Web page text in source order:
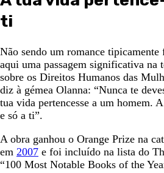
ti
Não sendo um romance
aqui uma passagem significativa na
sobre os Direitos Humanos das
diz à gémea Olanna: “Nunca te
tua vida pertencesse a um homem.
e só a ti”.
A obra ganhou o Orange Prize na
em 2007 e foi incluído na lista do
“100 Most Notable Books of the